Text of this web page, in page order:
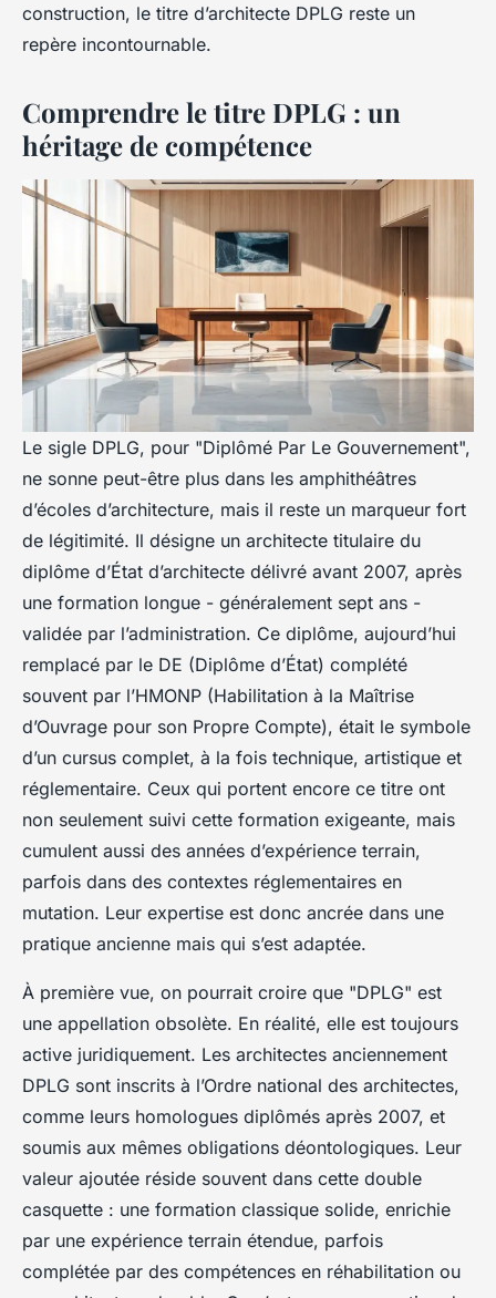
construction, le titre d’architecte DPLG reste un
repère incontournable.
Comprendre le titre DPLG : un
héritage de compétence
Le sigle DPLG, pour "Diplômé Par Le Gouvernement",
ne sonne peut-être plus dans les amphithéâtres
d’écoles d’architecture, mais il reste un marqueur fort
de légitimité. Il désigne un architecte titulaire du
diplôme d’État d’architecte délivré avant 2007, après
une formation longue - généralement sept ans -
validée par l’administration. Ce diplôme, aujourd’hui
remplacé par le DE (Diplôme d’État) complété
souvent par l’HMONP (Habilitation à la Maîtrise
d’Ouvrage pour son Propre Compte), était le symbole
d’un cursus complet, à la fois technique, artistique et
réglementaire. Ceux qui portent encore ce titre ont
non seulement suivi cette formation exigeante, mais
cumulent aussi des années d’expérience terrain,
parfois dans des contextes réglementaires en
mutation. Leur expertise est donc ancrée dans une
pratique ancienne mais qui s’est adaptée.
À première vue, on pourrait croire que "DPLG" est
une appellation obsolète. En réalité, elle est toujours
active juridiquement. Les architectes anciennement
DPLG sont inscrits à l’Ordre national des architectes,
comme leurs homologues diplômés après 2007, et
soumis aux mêmes obligations déontologiques. Leur
valeur ajoutée réside souvent dans cette double
casquette : une formation classique solide, enrichie
par une expérience terrain étendue, parfois
complétée par des compétences en réhabilitation ou